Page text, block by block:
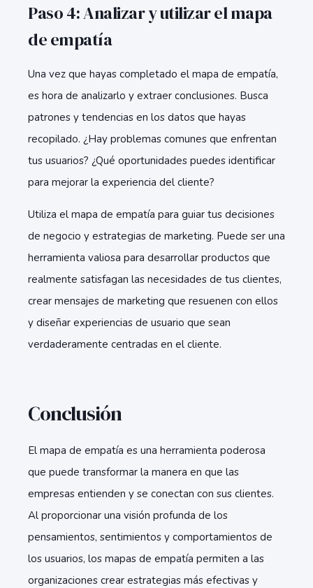
Paso 4: Analizar y utilizar el mapa
de empatía
Una vez que hayas completado el mapa de empatía,
es hora de analizarlo y extraer conclusiones. Busca
patrones y tendencias en los datos que hayas
recopilado. ¿Hay problemas comunes que enfrentan
tus usuarios? ¿Qué oportunidades puedes identificar
para mejorar la experiencia del cliente?
Utiliza el mapa de empatía para guiar tus decisiones
de negocio y estrategias de marketing. Puede ser una
herramienta valiosa para desarrollar productos que
realmente satisfagan las necesidades de tus clientes,
crear mensajes de marketing que resuenen con ellos
y diseñar experiencias de usuario que sean
verdaderamente centradas en el cliente.
Conclusión
El mapa de empatía es una herramienta poderosa
que puede transformar la manera en que las
empresas entienden y se conectan con sus clientes.
Al proporcionar una visión profunda de los
pensamientos, sentimientos y comportamientos de
los usuarios, los mapas de empatía permiten a las
organizaciones crear estrategias más efectivas y